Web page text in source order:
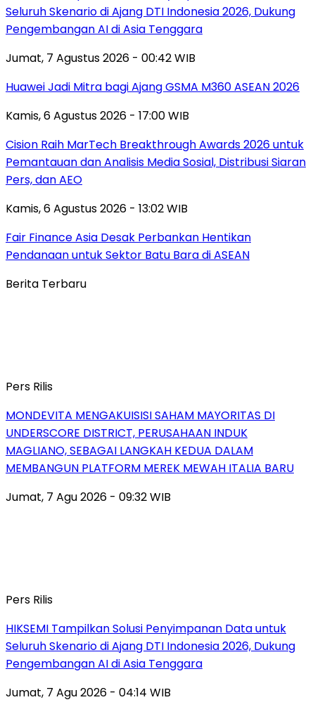
Seluruh Skenario di Ajang DTI Indonesia 2026, Dukung
Pengembangan AI di Asia Tenggara
Jumat, 7 Agustus 2026 - 00:42 WIB
Huawei Jadi Mitra bagi Ajang GSMA M360 ASEAN 2026
Kamis, 6 Agustus 2026 - 17:00 WIB
Cision Raih MarTech Breakthrough Awards 2026 untuk
Pemantauan dan Analisis Media Sosial, Distribusi Siaran
Pers, dan AEO
Kamis, 6 Agustus 2026 - 13:02 WIB
Fair Finance Asia Desak Perbankan Hentikan
Pendanaan untuk Sektor Batu Bara di ASEAN
Berita Terbaru
Pers Rilis
MONDEVITA MENGAKUISISI SAHAM MAYORITAS DI
UNDERSCORE DISTRICT, PERUSAHAAN INDUK
MAGLIANO, SEBAGAI LANGKAH KEDUA DALAM
MEMBANGUN PLATFORM MEREK MEWAH ITALIA BARU
Jumat, 7 Agu 2026 - 09:32 WIB
Pers Rilis
HIKSEMI Tampilkan Solusi Penyimpanan Data untuk
Seluruh Skenario di Ajang DTI Indonesia 2026, Dukung
Pengembangan AI di Asia Tenggara
Jumat, 7 Agu 2026 - 04:14 WIB